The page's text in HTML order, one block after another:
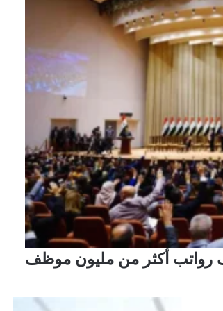
رواتب أكثر من مليون موظف